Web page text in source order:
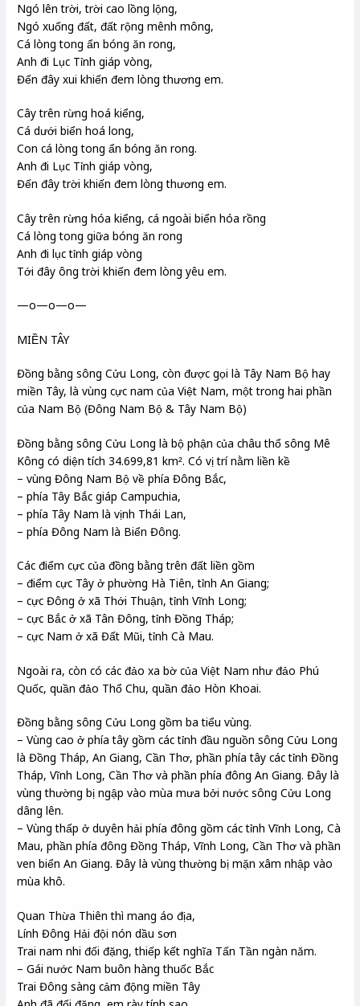
Ngó lên trời, trời cao lồng lộng,
Ngó xuống đất, đất rộng mênh mông,
Cá lòng tong ẩn bóng ăn rong,
Anh đi Lục Tỉnh giáp vòng,
Đến đây xui khiến đem lòng thương em.
Cây trên rừng hoá kiểng,
Cá dưới biển hoá long,
Con cá lòng tong ẩn bóng ăn rong.
Anh đi Lục Tỉnh giáp vòng,
Đến đây trời khiến đem lòng thương em.
Cây trên rừng hóa kiểng, cá ngoài biển hóa rồng
Cá lòng tong giữa bóng ăn rong
Anh đi lục tỉnh giáp vòng
Tới đây ông trời khiến đem lòng yêu em.
—o—o—o—
MIỀN TÂY
Đồng bằng sông Cửu Long, còn được gọi là Tây Nam Bộ hay
miền Tây, là vùng cực nam của Việt Nam, một trong hai phần
của Nam Bộ (Đông Nam Bộ & Tây Nam Bộ)
Đồng bằng sông Cửu Long là bộ phận của châu thổ sông Mê
Kông có diện tích 34.699,81 km². Có vị trí nằm liền kề
– vùng Đông Nam Bộ về phía Đông Bắc,
– phía Tây Bắc giáp Campuchia,
– phía Tây Nam là vịnh Thái Lan,
– phía Đông Nam là Biển Đông.
Các điểm cực của đồng bằng trên đất liền gồm
– điểm cực Tây ở phường Hà Tiên, tỉnh An Giang;
– cực Đông ở xã Thới Thuận, tỉnh Vĩnh Long;
– cực Bắc ở xã Tân Đông, tỉnh Đồng Tháp;
– cực Nam ở xã Đất Mũi, tỉnh Cà Mau.
Ngoài ra, còn có các đảo xa bờ của Việt Nam như đảo Phú
Quốc, quần đảo Thổ Chu, quần đảo Hòn Khoai.
Đồng bằng sông Cửu Long gồm ba tiểu vùng.
– Vùng cao ở phía tây gồm các tỉnh đầu nguồn sông Cửu Long
là Đồng Tháp, An Giang, Cần Thơ, phần phía tây các tỉnh Đồng
Tháp, Vĩnh Long, Cần Thơ và phần phía đông An Giang. Đây là
vùng thường bị ngập vào mùa mưa bởi nước sông Cửu Long
dâng lên.
– Vùng thấp ở duyên hải phía đông gồm các tỉnh Vĩnh Long, Cà
Mau, phần phía đông Đồng Tháp, Vĩnh Long, Cần Thơ và phần
ven biển An Giang. Đây là vùng thường bị mặn xâm nhập vào
mùa khô.
Quan Thừa Thiên thì mang áo địa,
Lính Đông Hải đội nón dầu sơn
Trai nam nhi đối đặng, thiếp kết nghĩa Tấn Tần ngàn năm.
– Gái nước Nam buôn hàng thuốc Bắc
Trai Đông sàng cảm động miền Tây